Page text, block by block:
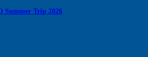
Summer Trip 2026